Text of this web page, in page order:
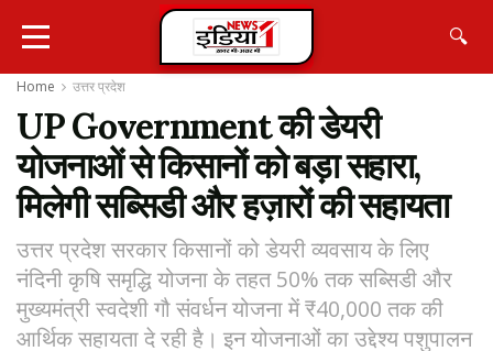
🔍
Home उत्तर प्रदेश
UP Government की डेयरी
योजनाओं से किसानों को बड़ा सहारा,
मिलेगी सब्सिडी और हज़ारों की सहायता
उत्तर प्रदेश सरकार किसानों को डेयरी व्यवसाय के लिए
नंदिनी कृषि समृद्धि योजना के तहत 50% तक सब्सिडी और
मुख्यमंत्री स्वदेशी गौ संवर्धन योजना में ₹40,000 तक की
आर्थिक सहायता दे रही है। इन योजनाओं का उद्देश्य पशुपालन